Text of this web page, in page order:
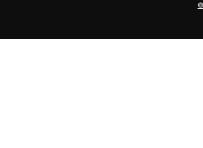
©